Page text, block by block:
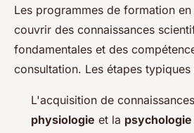
Les programmes de formation
couvrir des connaissances
fondamentales et des
consultation. Les étapes typiques
L'acquisition de
physiologie et la